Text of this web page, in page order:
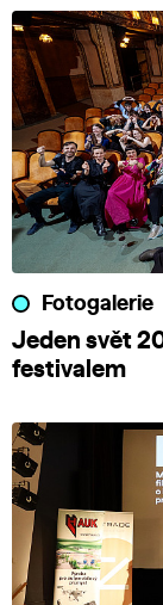
Fotogalerie
Jeden svět
festivalem